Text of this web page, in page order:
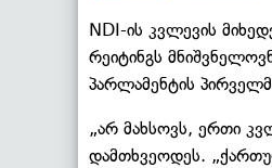
NDI-ის კვლევის
რეიტინგს
პარლამენტის
„არ მახსოვს, ერთი
დამთხვეოდეს.